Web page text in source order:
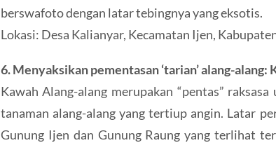
berswafoto dengan latar tebingnya yang eksotis.
Lokasi: Desa Kalianyar, Kecamatan Ijen,
6. Menyaksikan pementasan ‘tarian’ alang-alang:
Kawah Alang-alang merupakan “pentas”
tanaman alang-alang yang tertiup angin. Latar
Gunung Ijen dan Gunung Raung yang terlihat